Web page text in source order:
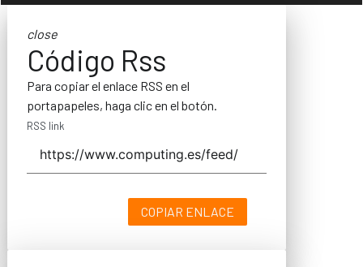
close
Código Rss
Para copiar el enlace RSS en el
portapapeles, haga clic en el botón.
RSS link
COPIAR ENLACE